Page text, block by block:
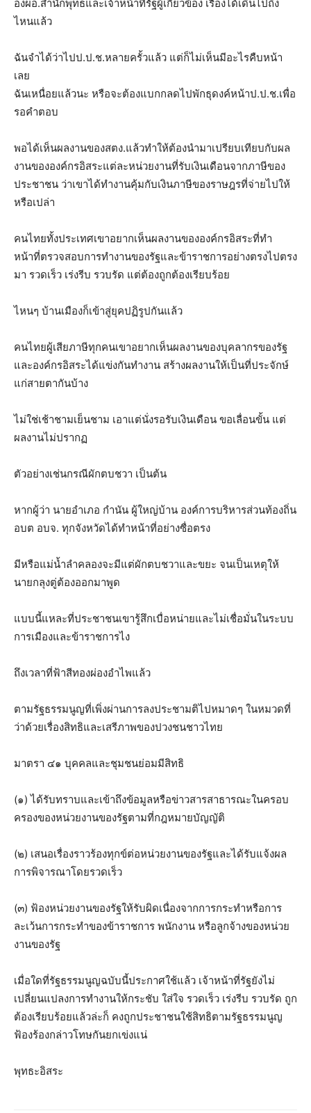
องผอ.สำนักพุทธและเจ้าหน้าที่รัฐผู้เกี่ยวข้อง เรื่องได้เดินไปถึง
ไหนแล้ว
ฉันจำได้ว่าไปป.ป.ช.หลายครั้วแล้ว แต่ก็ไม่เห็นมีอะไรคืบหน้า
เลย
ฉันเหนื่อยแล้วนะ หรือจะต้องแบกกลดไปพักธุดงค์หน้าป.ป.ช.เพื่อ
รอคำตอบ
พอได้เห็นผลงานของสตง.แล้วทำให้ต้องนำมาเปรียบเทียบกับผล
งานขององค์กรอิสระแต่ละหน่วยงานที่รับเงินเดือนจากภาษีของ
ประชาชน ว่าเขาได้ทำงานคุ้มกับเงินภาษีของราษฎรที่จ่ายไปให้
หรือเปล่า
คนไทยทั้งประเทศเขาอยากเห็นผลงานขององค์กรอิสระที่ทำ
หน้าที่ตรวจสอบการทำงานของรัฐและข้าราชการอย่างตรงไปตรง
มา รวดเร็ว เร่งรีบ รวบรัด แต่ต้องถูกต้องเรียบร้อย
ไหนๆ บ้านเมืองก็เข้าสู่ยุคปฏิรูปกันแล้ว
คนไทยผู้เสียภาษีทุกคนเขาอยากเห็นผลงานของบุคลากรของรัฐ
และองค์กรอิสระได้แข่งกันทำงาน สร้างผลงานให้เป็นที่ประจักษ์
แก่สายตากันบ้าง
ไม่ใช่เช้าชามเย็นชาม เอาแต่นั่งรอรับเงินเดือน ขอเลื่อนขั้น แต่
ผลงานไม่ปรากฏ
ตัวอย่างเช่นกรณีผักตบชวา เป็นต้น
หากผู้ว่า นายอำเภอ กำนัน ผู้ใหญ่บ้าน องค์การบริหารส่วนท้องถิ่น
อบต อบจ. ทุกจังหวัดได้ทำหน้าที่อย่างซื่อตรง
มีหรือแม่น้ำลำคลองจะมีแต่ผักตบชวาและขยะ จนเป็นเหตุให้
นายกลุงตู่ต้องออกมาพูด
แบบนี้แหละที่ประชาชนเขารู้สึกเบื่อหน่ายและไม่เชื่อมั่นในระบบ
การเมืองและข้าราชการไง
ถึงเวลาที่ฟ้าสีทองผ่องอำไพแล้ว
ตามรัฐธรรมนูญที่เพิ่งผ่านการลงประชามติไปหมาดๆ ในหมวดที่
ว่าด้วยเรื่องสิทธิและเสรีภาพของปวงชนชาวไทย
มาตรา ๔๑ บุคคลและชุมชนย่อมมีสิทธิ
(๑) ได้รับทราบและเข้าถึงข้อมูลหรือข่าวสารสาธารณะในครอบ
ครองของหน่วยงานของรัฐตามที่กฎหมายบัญญัติ
(๒) เสนอเรื่องราวร้องทุกข์ต่อหน่วยงานของรัฐและได้รับแจ้งผล
การพิจารณาโดยรวดเร็ว
(๓) ฟ้องหน่วยงานของรัฐให้รับผิดเนื่องจากการกระทำหรือการ
ละเว้นการกระทำของข้าราชการ พนักงาน หรือลูกจ้างของหน่วย
งานของรัฐ
เมื่อใดที่รัฐธรรมนูญฉบับนี้ประกาศใช้แล้ว เจ้าหน้าที่รัฐยังไม่
เปลี่ยนแปลงการทำงานให้กระชับ ใส่ใจ รวดเร็ว เร่งรีบ รวบรัด ถูก
ต้องเรียบร้อยแล้วล่ะก็ คงถูกประชาชนใช้สิทธิตามรัฐธรรมนูญ
ฟ้องร้องกล่าวโทษกันยกเข่งแน่
พุทธะอิสระ